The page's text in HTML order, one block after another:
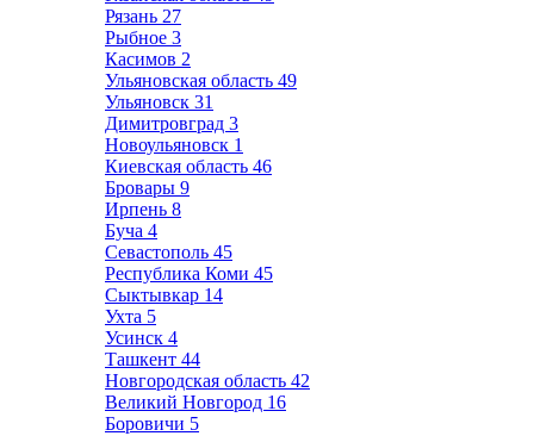
Рязань 27
Рыбное 3
Касимов 2
Ульяновская область 49
Ульяновск 31
Димитровград 3
Новоульяновск 1
Киевская область 46
Бровары 9
Ирпень 8
Буча 4
Севастополь 45
Республика Коми 45
Сыктывкар 14
Ухта 5
Усинск 4
Ташкент 44
Новгородская область 42
Великий Новгород 16
Боровичи 5